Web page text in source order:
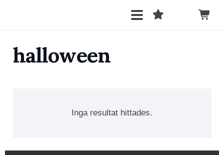
halloween
Inga resultat hittades.